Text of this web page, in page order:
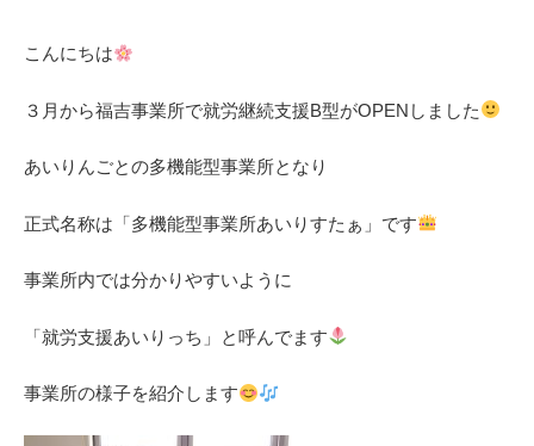
こんにちは
３月から福吉事業所で就労継続支援B型がOPENしました
あいりんごとの多機能型事業所となり
正式名称は「多機能型事業所あいりすたぁ」です
事業所内では分かりやすいように
「就労支援あいりっち」と呼んでます
事業所の様子を紹介します